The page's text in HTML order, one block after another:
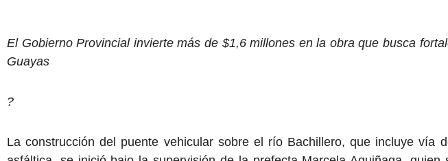
El Gobierno Provincial invierte más de $1,6 millones en la obra que busca
Guayas
?
La construcción del puente vehicular sobre el río Bachillero, que incluye vía